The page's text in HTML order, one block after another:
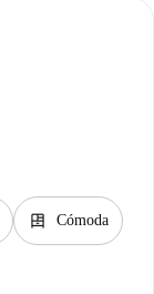
dresser Cómoda